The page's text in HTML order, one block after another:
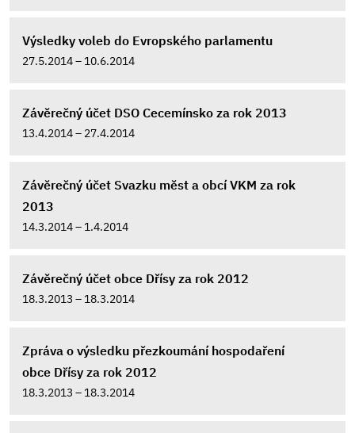
Výsledky voleb do Evropského parlamentu
27.5.2014 – 10.6.2014
Závěrečný účet DSO Cecemínsko za rok 2013
13.4.2014 – 27.4.2014
Závěrečný účet Svazku měst a obcí VKM za rok
2013
14.3.2014 – 1.4.2014
Závěrečný účet obce Dřísy za rok 2012
18.3.2013 – 18.3.2014
Zpráva o výsledku přezkoumání hospodaření
obce Dřísy za rok 2012
18.3.2013 – 18.3.2014